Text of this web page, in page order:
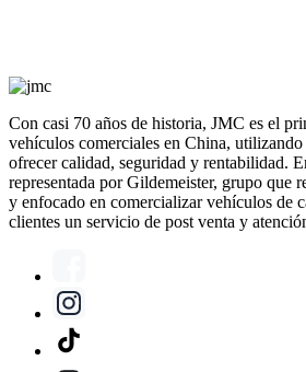
Con casi 70 años de historia, JMC es el
vehículos comerciales en China,
ofrecer calidad, seguridad y rentabilidad.
representada por Gildemeister, grupo que
y enfocado en comercializar vehículos de
clientes un servicio de post venta y